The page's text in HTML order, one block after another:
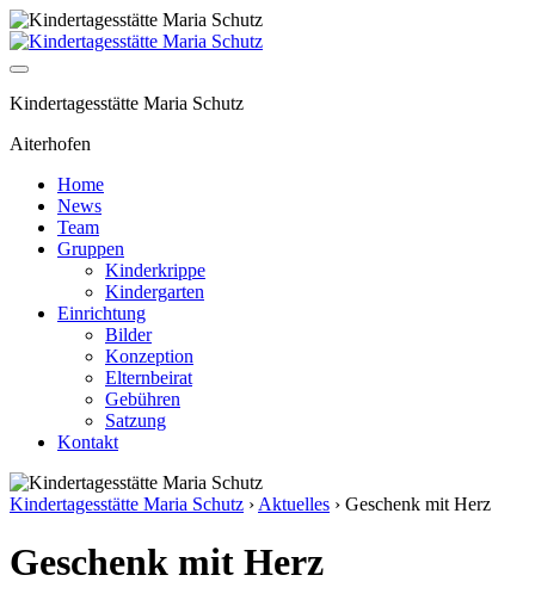
Kindertagesstätte Maria Schutz
Aiterhofen
Home
News
Team
Gruppen
Kinderkrippe
Kindergarten
Einrichtung
Bilder
Konzeption
Elternbeirat
Gebühren
Satzung
Kontakt
Kindertagesstätte Maria Schutz › Aktuelles › Geschenk mit Herz
Geschenk mit Herz